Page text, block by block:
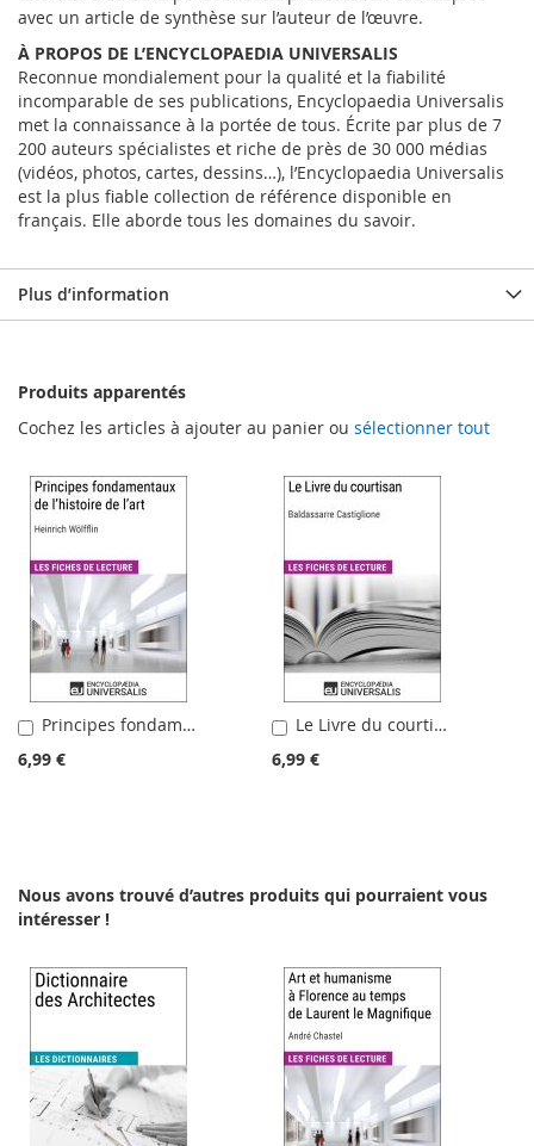
avec un article de synthèse sur l’auteur de l’œuvre.
À PROPOS DE L’ENCYCLOPAEDIA UNIVERSALIS
Reconnue mondialement pour la qualité et la fiabilité
incomparable de ses publications, Encyclopaedia Universalis
met la connaissance à la portée de tous. Écrite par plus de 7
200 auteurs spécialistes et riche de près de 30 000 médias
(vidéos, photos, cartes, dessins…), l’Encyclopaedia Universalis
est la plus fiable collection de référence disponible en
français. Elle aborde tous les domaines du savoir.
Plus d’information
Produits apparentés
Cochez les articles à ajouter au panier ou sélectionner tout
Principes fondamentaux de l'histoire de l'art. Le problème de l'évolution du style dans l'art moderne d'Heinrich Wölfflin
6,99 €
Ajouter
au
panier
Le Livre du courtisan de Baldassarre Castiglione
6,99 €
Ajouter
au
panier
Nous avons trouvé d’autres produits qui pourraient vous
intéresser !